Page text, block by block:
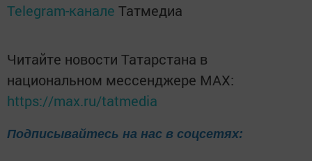
Telegram-канале Татмедиа
Читайте новости Татарстана в
национальном мессенджере MАХ:
https://max.ru/tatmedia
Подписывайтесь на нас в соцсетях: